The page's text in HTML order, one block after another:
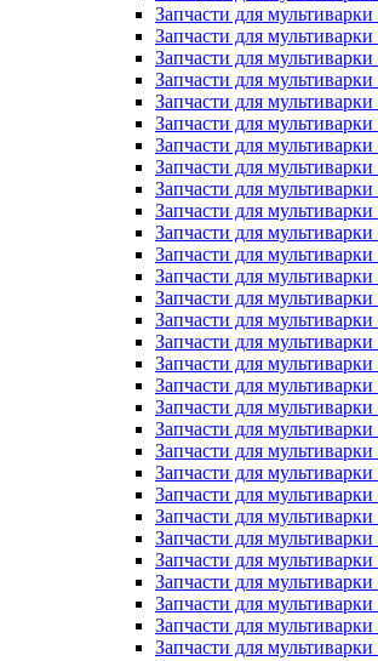
Запчасти для
Запчасти для
Запчасти для
Запчасти для
Запчасти для
Запчасти для
Запчасти для
Запчасти для
Запчасти для
Запчасти для
Запчасти для
Запчасти для
Запчасти для
Запчасти для
Запчасти для
Запчасти для
Запчасти для
Запчасти для
Запчасти для
Запчасти для
Запчасти для
Запчасти для
Запчасти для
Запчасти для
Запчасти для
Запчасти для
Запчасти для
Запчасти для
Запчасти для
Запчасти для